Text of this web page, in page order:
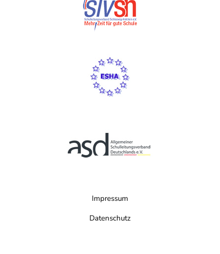
Impressum
Datenschutz